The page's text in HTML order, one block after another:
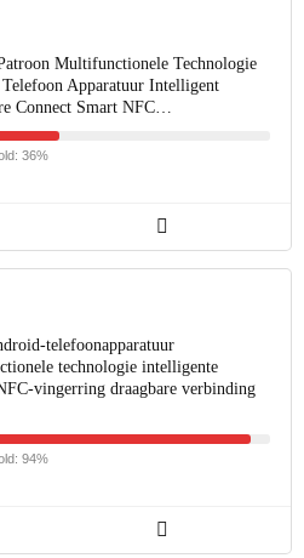
Multifunctionele Technologie
Apparatuur Intelligent
Connect Smart NFC…
36%
telefoonapparatuur
technologie intelligente
vingerring draagbare verbinding
94%